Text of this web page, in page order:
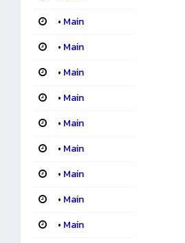
• Main
• Main
• Main
• Main
• Main
• Main
• Main
• Main
• Main